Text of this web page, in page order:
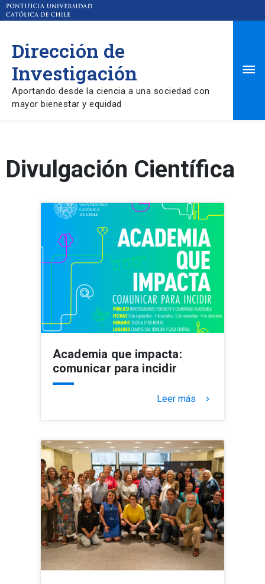
Dirección de
Investigación
Aportando desde la ciencia a una sociedad con
mayor bienestar y equidad
Divulgación Científica
Academia que impacta:
comunicar para incidir
Leer más keyboard_arrow_right